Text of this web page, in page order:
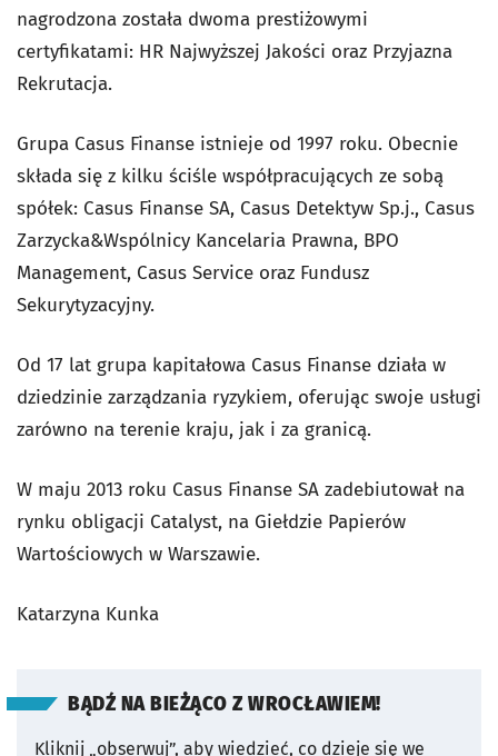
nagrodzona została dwoma prestiżowymi
certyfikatami: HR Najwyższej Jakości oraz Przyjazna
Rekrutacja.
Grupa Casus Finanse istnieje od 1997 roku. Obecnie
składa się z kilku ściśle współpracujących ze sobą
spółek: Casus Finanse SA, Casus Detektyw Sp.j., Casus
Zarzycka&Wspólnicy Kancelaria Prawna, BPO
Management, Casus Service oraz Fundusz
Sekurytyzacyjny.
Od 17 lat grupa kapitałowa Casus Finanse działa w
dziedzinie zarządzania ryzykiem, oferując swoje usługi
zarówno na terenie kraju, jak i za granicą.
W maju 2013 roku Casus Finanse SA zadebiutował na
rynku obligacji Catalyst, na Giełdzie Papierów
Wartościowych w Warszawie.
Katarzyna Kunka
BĄDŹ NA BIEŻĄCO Z WROCŁAWIEM!
Kliknij „obserwuj”, aby wiedzieć, co dzieje się we